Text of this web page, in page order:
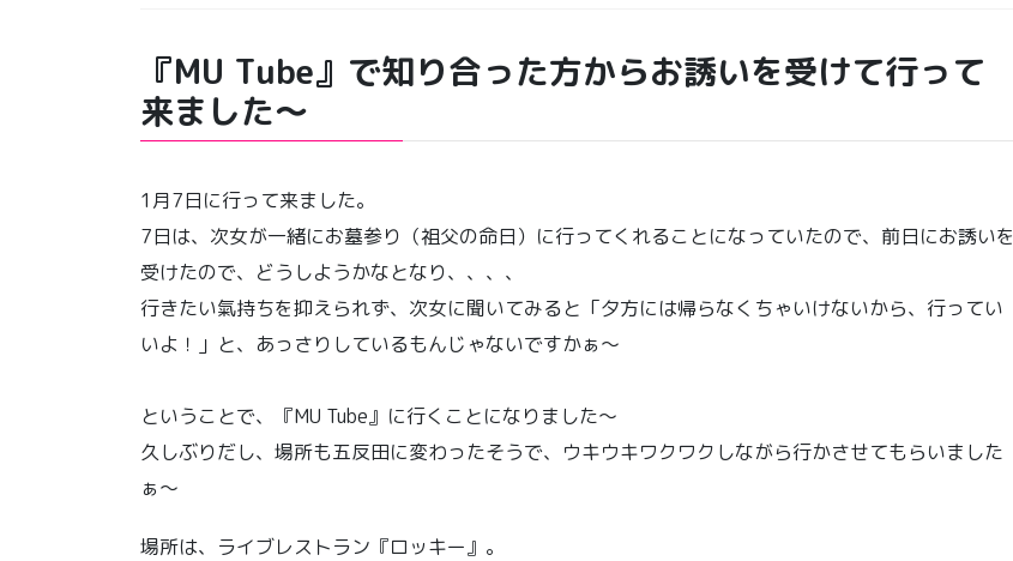
『MU Tube』で知り合った方からお誘いを受けて行って
来ました〜
1月7日に行って来ました。
7日は、次女が一緒にお墓参り（祖父の命日）に行ってくれることになっていたので、前日にお誘いを
受けたので、どうしようかなとなり、、、、
行きたい氣持ちを抑えられず、次女に聞いてみると「夕方には帰らなくちゃいけないから、行ってい
いよ！」と、あっさりしているもんじゃないですかぁ〜
ということで、『MU Tube』に行くことになりました〜
久しぶりだし、場所も五反田に変わったそうで、ウキウキワクワクしながら行かさせてもらいました
ぁ〜
場所は、ライブレストラン『ロッキー』。